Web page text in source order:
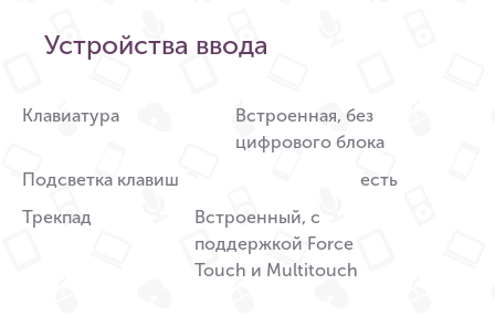
Устройства ввода
Клавиатура
Встроенная, без
цифрового блока
Подсветка клавиш
есть
Трекпад
Встроенный, с
поддержкой Force
Touch и Multitouch